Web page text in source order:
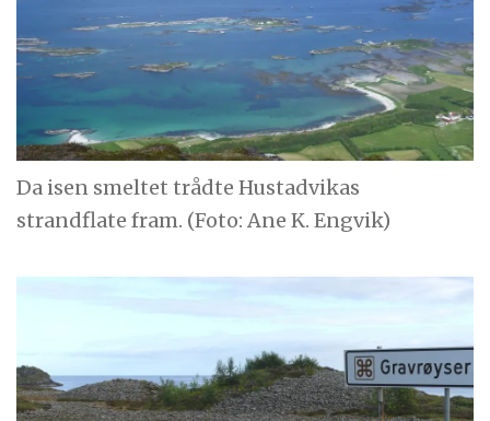
Da isen smeltet trådte Hustadvikas
strandflate fram. (Foto: Ane K. Engvik)